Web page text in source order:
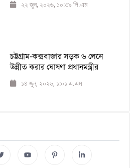
২২ জুন, ২০২৬, ১০:৩৯ পি.এম
চট্টগ্রাম-কক্সবাজার সড়ক ৬ লেনে
উন্নীত করার ঘোষণা প্রধানমন্ত্রীর
১৪ জুন, ২০২৬, ১:০১ এ.এম